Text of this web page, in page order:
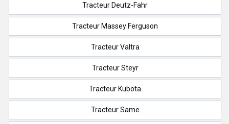
Tracteur Deutz-Fahr
Tracteur Massey Ferguson
Tracteur Valtra
Tracteur Steyr
Tracteur Kubota
Tracteur Same